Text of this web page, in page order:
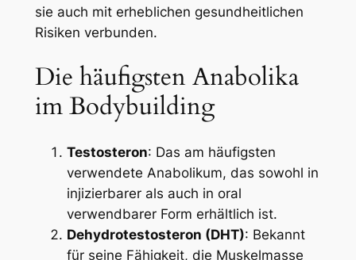
sie auch mit erheblichen gesundheitlichen
Risiken verbunden.
Die häufigsten Anabolika
im Bodybuilding
Testosteron: Das am häufigsten
verwendete Anabolikum, das sowohl in
injizierbarer als auch in oral
verwendbarer Form erhältlich ist.
Dehydrotestosteron (DHT): Bekannt
für seine Fähigkeit, die Muskelmasse